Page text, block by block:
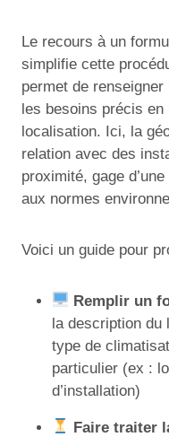
Le recours à un
simplifie cette
permet de
les besoins précis
localisation. Ici, la
relation avec des
proximité, gage
aux normes
Voici un guide pour
Remplir un
la description du
type de
particulier (ex :
d’installation)
Faire traiter